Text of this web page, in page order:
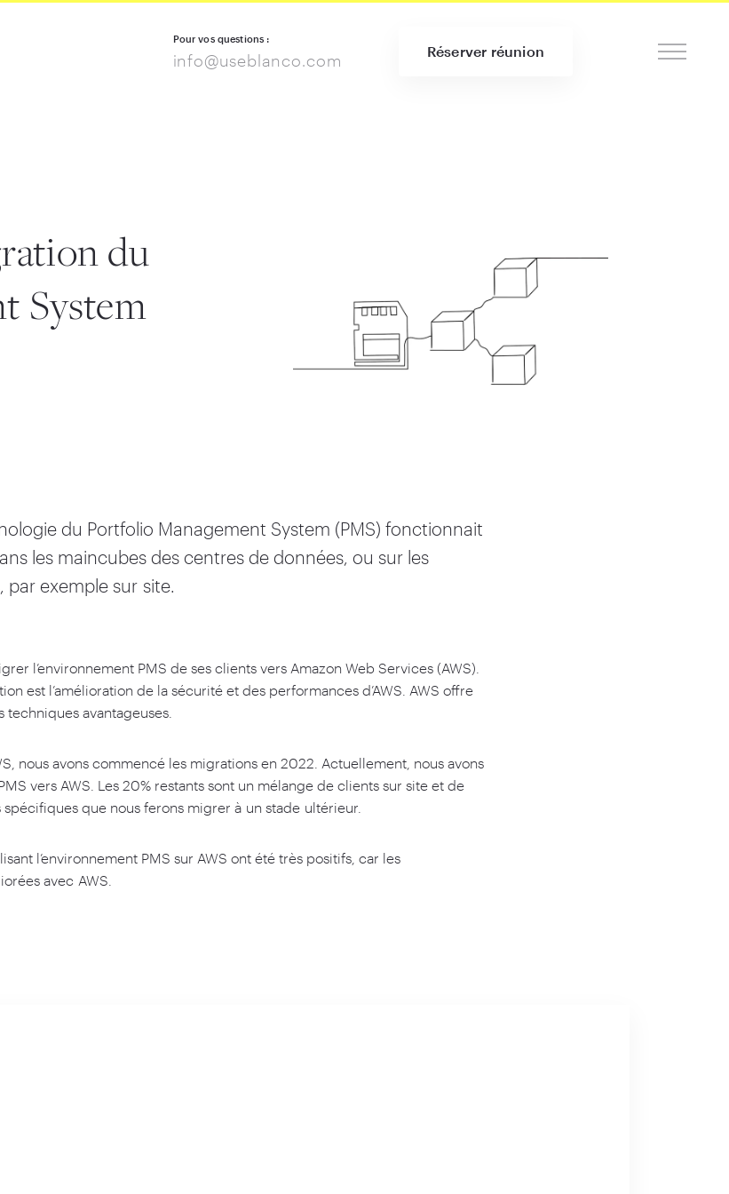
Pour vos questions :
info@useblanco.com Réserver réunion
du
System
du Portfolio Management System (PMS) fonctionnait
les maincubes des centres de données, ou sur les
exemple sur site.
l’environnement PMS de ses clients vers Amazon Web Services (AWS).
est l’amélioration de la sécurité et des performances d’AWS. AWS offre
avantageuses.
nous avons commencé les migrations en 2022 . Actuellement, nous avons
vers AWS. Les 20% restants sont un mélange de clients sur site et de
que nous ferons migrer à un stade ultérieur.
l’environnement PMS sur AWS ont été très positifs, car les
avec AWS.